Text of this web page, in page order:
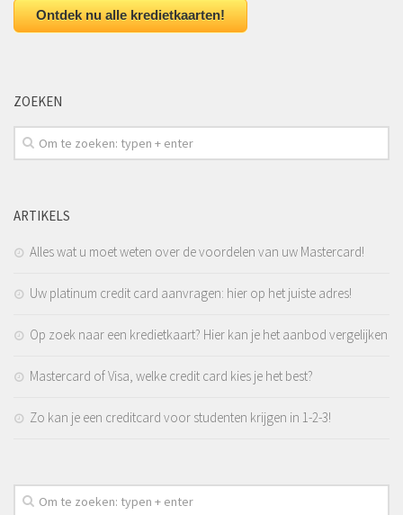
Ontdek nu alle kredietkaarten!
ZOEKEN
ARTIKELS
Alles wat u moet weten over de voordelen van uw Mastercard!
Uw platinum credit card aanvragen: hier op het juiste adres!
Op zoek naar een kredietkaart? Hier kan je het aanbod vergelijken
Mastercard of Visa, welke credit card kies je het best?
Zo kan je een creditcard voor studenten krijgen in 1-2-3!